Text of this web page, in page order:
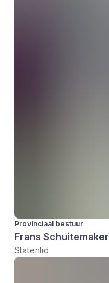
Provinciaal bestuur
Frans Schuitemaker
Statenlid